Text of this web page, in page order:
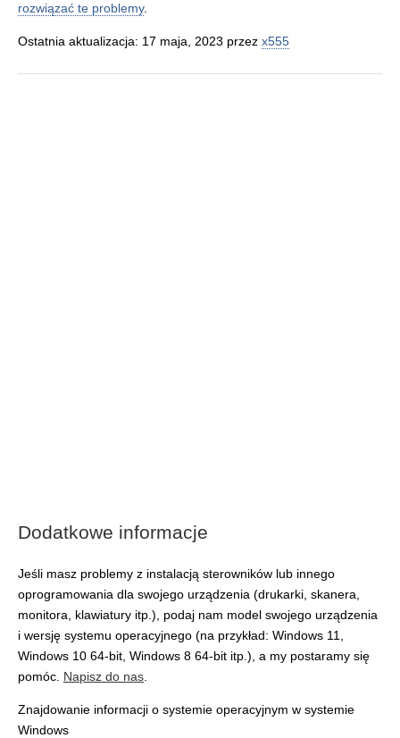
rozwiązać te problemy.
Ostatnia aktualizacja: 17 maja, 2023 przez x555
Dodatkowe informacje
Jeśli masz problemy z instalacją sterowników lub innego
oprogramowania dla swojego urządzenia (drukarki, skanera,
monitora, klawiatury itp.), podaj nam model swojego urządzenia
i wersję systemu operacyjnego (na przykład: Windows 11,
Windows 10 64-bit, Windows 8 64-bit itp.), a my postaramy się
pomóc. Napisz do nas
Znajdowanie informacji o systemie operacyjnym w systemie
Windows